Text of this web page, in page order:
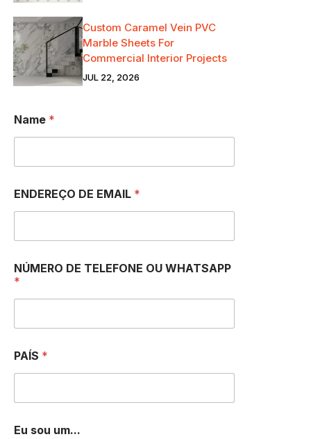
Custom Caramel Vein PVC
Marble Sheets For
Commercial Interior Projects
JUL 22, 2026
N
D
Ç
O
*
Name *
ENDEREÇO DE EMAIL *
NÚMERO DE TELEFONE OU WHATSAPP
*
PAÍS *
Eu sou um...